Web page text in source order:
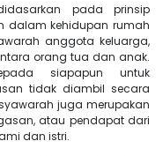
pada prinsip
dalam kehidupan rumah
anggota keluarga,
orang tua dan anak.
siapapun untuk
tidak diambil secara
juga merupakan
atau pendapat dari
dan istri.